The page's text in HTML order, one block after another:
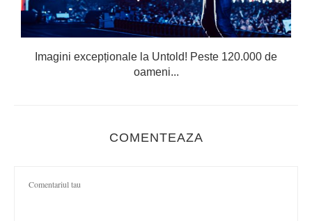
Imagini excepționale la Untold! Peste 120.000 de
oameni...
COMENTEAZA